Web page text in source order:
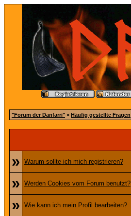
"Forum der Danfarri" » Häufig gestellte Fragen
»
Warum sollte ich mich registrieren?
» Werden Cookies vom Forum benutzt?
» Wie kann ich mein Profil bearbeiten?